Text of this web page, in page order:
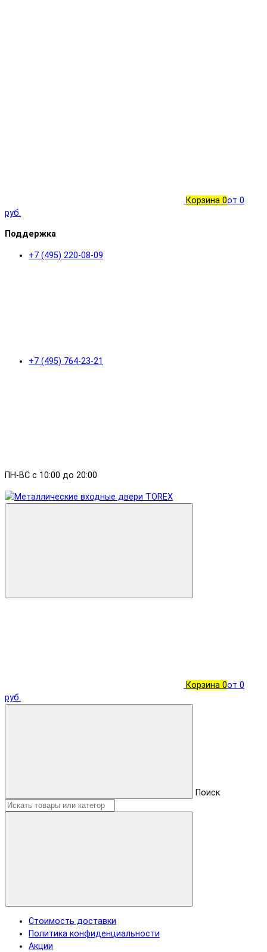
Корзина 0от 0
руб.
Поддержка
+7 (495) 220-08-09
+7 (495) 764-23-21
ПН-ВС с 10:00 до 20:00
Корзина 0от 0
руб.
Поиск
Стоимость доставки
Политика конфиденциальности
Акции